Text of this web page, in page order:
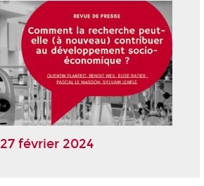
27 février 2024